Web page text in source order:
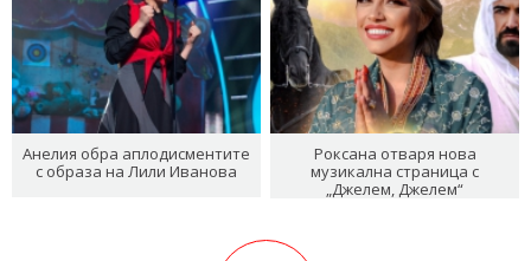
Анелия обра аплодисментите
с образа на Лили Иванова
Роксана отваря нова
музикална страница с
„Джелем, Джелем“